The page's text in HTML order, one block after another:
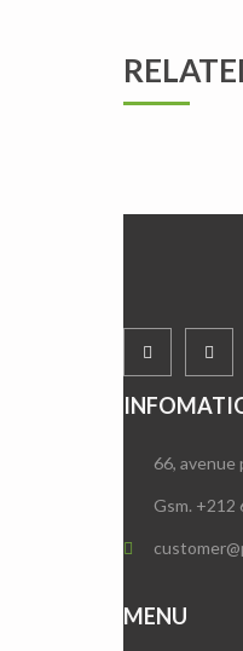
66, avenue
Gsm. +212
MENU